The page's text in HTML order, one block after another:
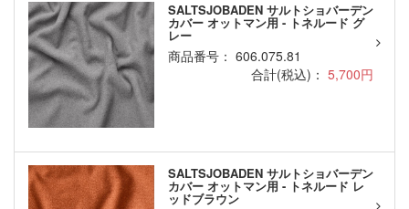
SALTSJOBADEN サルトショバーデン
カバー オットマン用 - トネルード グ
レー
商品番号： 606.075.81
合計(税込)： 5,700円
SALTSJOBADEN サルトショバーデン
カバー オットマン用 - トネルード レ
ッドブラウン